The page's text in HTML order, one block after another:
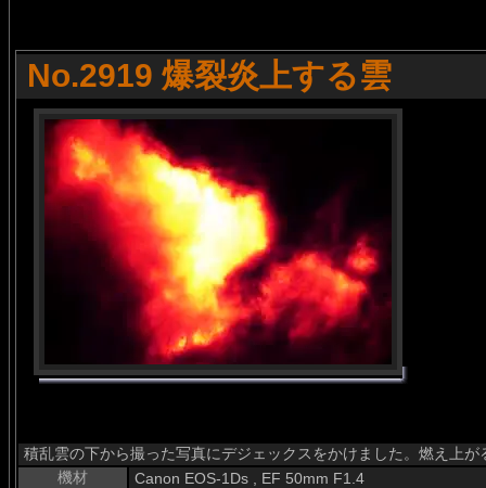
No.2919 爆裂炎上する雲
積乱雲の下から撮った写真にデジェックスをかけました。燃え上
機材
Canon EOS-1Ds , EF 50mm F1.4